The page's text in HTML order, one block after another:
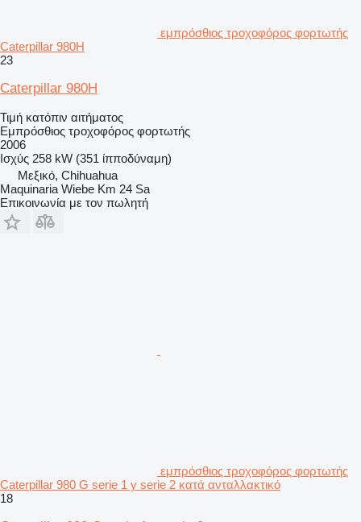
εμπρόσθιος τροχοφόρος φορτωτής
Caterpillar 980H
23
Caterpillar 980H
Τιμή κατόπιν αιτήματος
Εμπρόσθιος τροχοφόρος φορτωτής
2006
Ισχύς 258 kW (351 ίπποδύναμη)
Μεξικό, Chihuahua
Maquinaria Wiebe Km 24 Sa
Επικοινωνία με τον πωλητή
εμπρόσθιος τροχοφόρος φορτωτής
Caterpillar 980 G serie 1 y serie 2 κατά ανταλλακτικό
18